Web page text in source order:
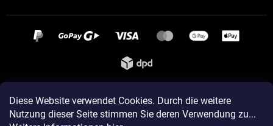
Diese Website verwendet Cookies. Durch die weitere
Nutzung dieser Seite stimmen Sie deren Verwendung zu...
Instagram